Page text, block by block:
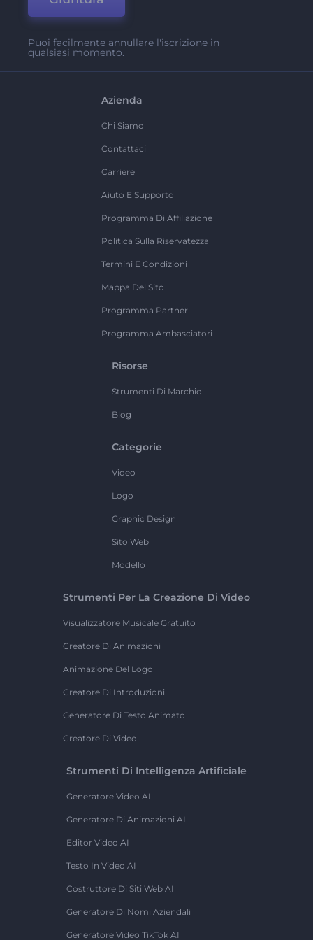
Puoi facilmente annullare l'iscrizione in
qualsiasi momento.
Azienda
Chi Siamo
Contattaci
Carriere
Aiuto E Supporto
Programma Di Affiliazione
Politica Sulla Riservatezza
Termini E Condizioni
Mappa Del Sito
Programma Partner
Programma Ambasciatori
Risorse
Strumenti Di Marchio
Blog
Categorie
Video
Logo
Graphic Design
Sito Web
Modello
Strumenti Per La Creazione Di Video
Visualizzatore Musicale Gratuito
Creatore Di Animazioni
Animazione Del Logo
Creatore Di Introduzioni
Generatore Di Testo Animato
Creatore Di Video
Strumenti Di Intelligenza Artificiale
Generatore Video AI
Generatore Di Animazioni AI
Editor Video AI
Testo In Video AI
Costruttore Di Siti Web AI
Generatore Di Nomi Aziendali
Generatore Video TikTok AI